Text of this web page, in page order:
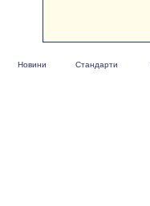
Новини Стандарти